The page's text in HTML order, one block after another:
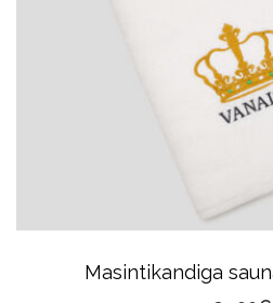
Masintikandiga